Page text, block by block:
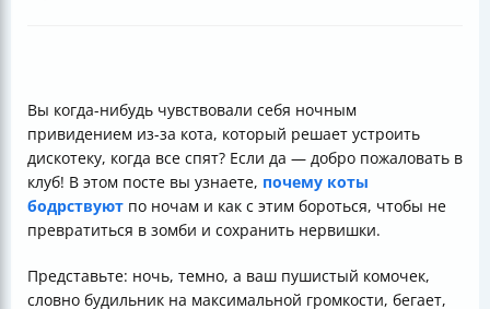
Вы когда-нибудь чувствовали себя ночным
привидением из-за кота, который решает устроить
дискотеку, когда все спят? Если да — добро пожаловать в
клуб! В этом посте вы узнаете, почему коты
бодрствуют по ночам и как с этим бороться, чтобы не
превратиться в зомби и сохранить нервишки.
Представьте: ночь, темно, а ваш пушистый комочек,
словно будильник на максимальной громкости, бегает,